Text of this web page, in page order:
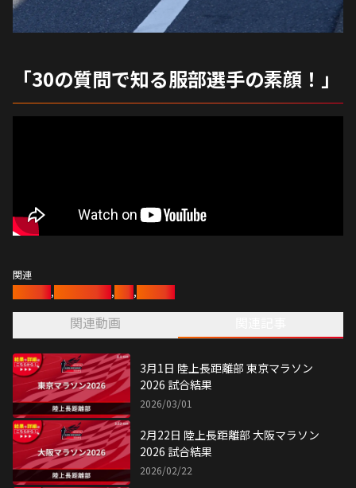
「30の質問で知る服部選手の素顔！」
関連
, , ,
関連動画
3月1日 陸上長距離部 東京マラソン
2026 試合結果
2026/03/01
2月22日 陸上長距離部 大阪マラソン
2026 試合結果
2026/02/22